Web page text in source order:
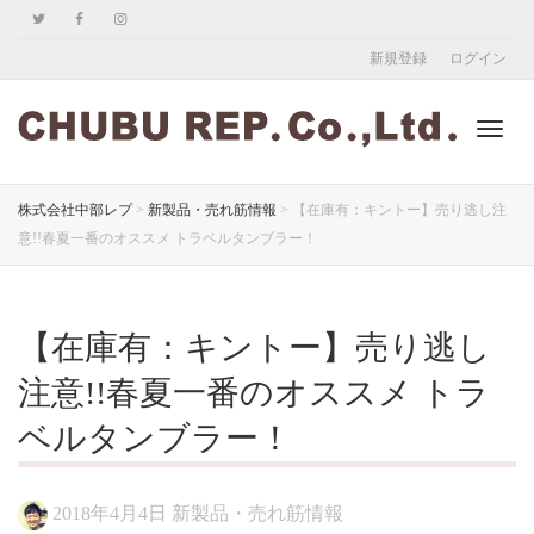
新規登録 ログイン
株式会社中部レプ> 新製品・売れ筋情報 >
【在庫有：キントー】売り逃し注
意!!春夏一番のオススメ トラベルタンブラー！
【在庫有：キントー】売り逃し
注意!!春夏一番のオススメ トラ
ベルタンブラー！
2018年4月4日 新製品・売れ筋情報